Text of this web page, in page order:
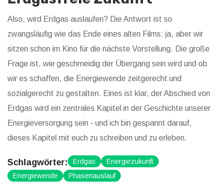
Also, wird Erdgas auslaufen? Die Antwort ist so
zwangsläufig wie das Ende eines alten Films: ja, aber wir
sitzen schon im Kino für die nächste Vorstellung. Die große
Frage ist, wie geschmeidig der Übergang sein wird und ob
wir es schaffen, die Energiewende zeitgerecht und
sozialgerecht zu gestalten. Eines ist klar, der Abschied von
Erdgas wird ein zentrales Kapitel in der Geschichte unserer
Energieversorgung sein - und ich bin gespannt darauf,
dieses Kapitel mit euch zu schreiben und zu erleben.
Schlagwörter: Erdgas
Energiezukunft
Energiewende
Phasenauslauf